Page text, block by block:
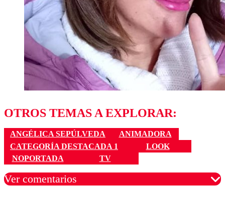
OTROS TEMAS A EXPLORAR:
ANGÉLICA SEPÚLVEDA
ANIMADORA
CATEGORÍA DESTACADA 1
LOOK
NOPORTADA
TV
Ver comentarios